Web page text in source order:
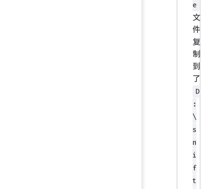
e
文
件
复
制
到
了
D
:
\
s
n
i
f
t